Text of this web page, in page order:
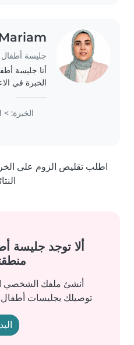
Mariam
جليسة أطفال
الخبرة في
أحب الألعاب
الخبرة: > 11 عامًا
اطلب تقليص الزوم على
ألا توجد جليسة
أنشئ ملفك الشخصي
توصيلك بجليسات